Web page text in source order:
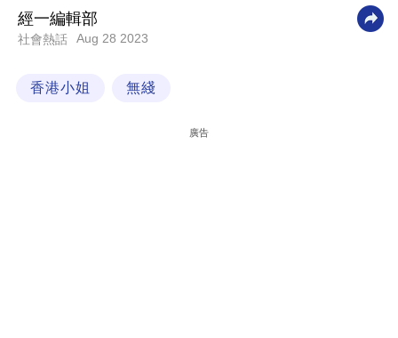
科
經一編輯部
社會熱話 Aug 28 2023
香港小姐 無綫
廣告